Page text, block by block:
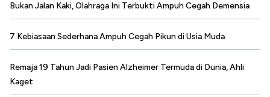
Bukan Jalan Kaki, Olahraga Ini Terbukti Ampuh Cegah Demensia
7 Kebiasaan Sederhana Ampuh Cegah Pikun di Usia Muda
Remaja 19 Tahun Jadi Pasien Alzheimer Termuda di Dunia, Ahli
Kaget